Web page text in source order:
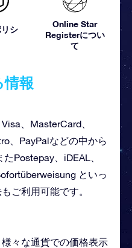
シ
Online Star
Registerについ
て
情報
、MasterCard、
、PayPalなどの中から
Postepay、iDEAL、
といっ
ご利用可能です。
々な通貨での価格表示